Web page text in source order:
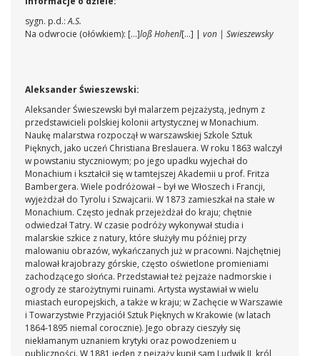
sygn. p.d.:A.S.
Na odwrocie (ołówkiem): [...]loß Hohenl[...] | von | Swieszewsky
Aleksander Świeszewski:
Aleksander Świeszewski był malarzem pejzażystą, jednym z
przedstawicieli polskiej kolonii artystycznej w Monachium.
Naukę malarstwa rozpoczął w warszawskiej Szkole Sztuk
Pięknych, jako uczeń Christiana Breslauera. W roku 1863 walczył
w powstaniu styczniowym; po jego upadku wyjechał do
Monachium i kształcił się w tamtejszej Akademii u prof. Fritza
Bambergera. Wiele podróżował – był we Włoszech i Francji,
wyjeżdżał do Tyrolu i Szwajcarii. W 1873 zamieszkał na stałe w
Monachium. Często jednak przejeżdżał do kraju; chętnie
odwiedzał Tatry. W czasie podróży wykonywał studia i
malarskie szkice z natury, które służyły mu później przy
malowaniu obrazów, wykańczanych już w pracowni. Najchętniej
malował krajobrazy górskie, często oświetlone promieniami
zachodzącego słońca. Przedstawiał też pejzaże nadmorskie i
ogrody ze starożytnymi ruinami. Artysta wystawiał w wielu
miastach europejskich, a także w kraju; w Zachęcie w Warszawie
i Towarzystwie Przyjaciół Sztuk Pięknych w Krakowie (w latach
1864-1895 niemal corocznie). Jego obrazy cieszyły się
niekłamanym uznaniem krytyki oraz powodzeniem u